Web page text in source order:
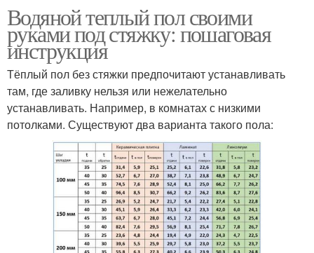
Водяной теплый пол своими
руками под стяжку: пошаговая
инструкция
Тёплый пол без стяжки предпочитают устанавливать
там, где заливку нельзя или нежелательно
устанавливать. Например, в комнатах с низкими
потолками. Существуют два варианта такого пола: